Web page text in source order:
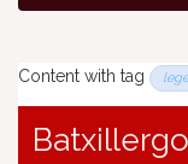
Content with tag